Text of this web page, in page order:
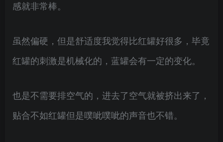
感就非常棒。
虽然偏硬，但是舒适度我觉得比红罐好很多，毕竟
红罐的刺激是机械化的，蓝罐会有一定的变化。
也是不需要排空气的，进去了空气就被挤出来了，
贴合不如红罐但是噗呲噗呲的声音也不错。